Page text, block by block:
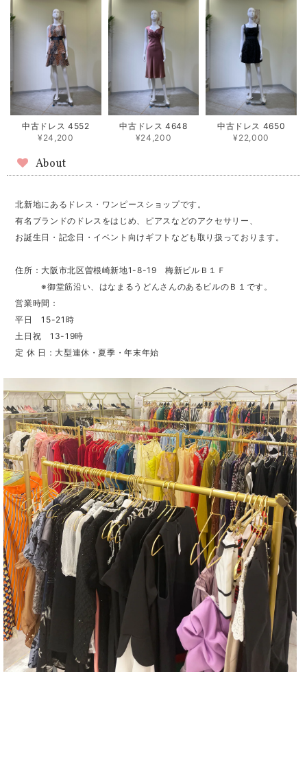
中古ドレス 4552
¥24,200
中古ドレス 4648
¥24,200
中古ドレス 4650
¥22,000
About
北新地にあるドレス・ワンピースショップです。
有名ブランドのドレスをはじめ、ピアスなどのアクセサリー、
お誕生日・記念日・イベント向けギフトなども取り扱っております。
住所：大阪市北区曽根崎新地1-8-19 梅新ビルＢ１Ｆ
※御堂筋沿い、はなまるうどんさんのあるビルのＢ１です。
営業時間：
平日 15-21時
土日祝 13-19時
定 休 日：大型連休・夏季・年末年始